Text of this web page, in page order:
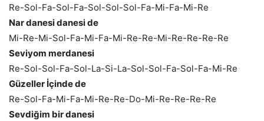
Re-Sol-Fa-Sol-Fa-Sol-Sol-Sol-Fa-Mi-Fa-Mi-Re
Nar danesi danesi de
Mi-Re-Mi-Sol-Fa-Mi-Fa-Mi-Re-Re-Mi-Re-Re-Re-Re
Seviyom merdanesi
Re-Sol-Sol-Fa-Sol-La-Si-La-Sol-Sol-Fa-Sol-Fa-Mi-Re
Güzeller İçinde de
Re-Sol-Fa-Mi-Fa-Mi-Re-Re-Do-Mi-Re-Re-Re-Re
Sevdiğim bir danesi